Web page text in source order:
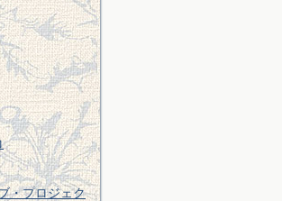
・プロジェク